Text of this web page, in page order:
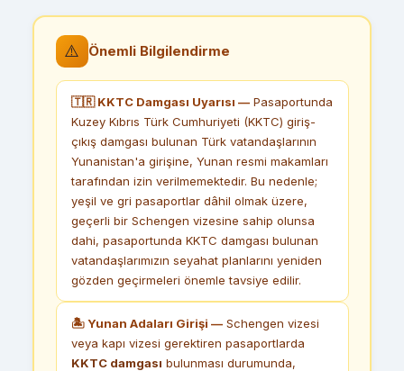
⚠️ Önemli Bilgilendirme
🇹🇷 KKTC Damgası Uyarısı —Pasaportunda
Kuzey Kıbrıs Türk Cumhuriyeti (KKTC) giriş-
çıkış damgası bulunan Türk vatandaşlarının
Yunanistan'a girişine, Yunan resmi makamları
tarafından izin verilmemektedir. Bu nedenle;
yeşil ve gri pasaportlar dâhil olmak üzere,
geçerli bir Schengen vizesine sahip olunsa
dahi, pasaportunda KKTC damgası bulunan
vatandaşlarımızın seyahat planlarını yeniden
gözden geçirmeleri önemle tavsiye edilir.
🏝 Yunan Adaları Girişi —Schengen vizesi
veya kapı vizesi gerektiren pasaportlarda
KKTC damgası bulunması durumunda,